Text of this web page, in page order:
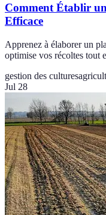
Comment Établir
Efficace
Apprenez à élaborer un
optimise vos récoltes tout
gestion des cultures
Jul 28